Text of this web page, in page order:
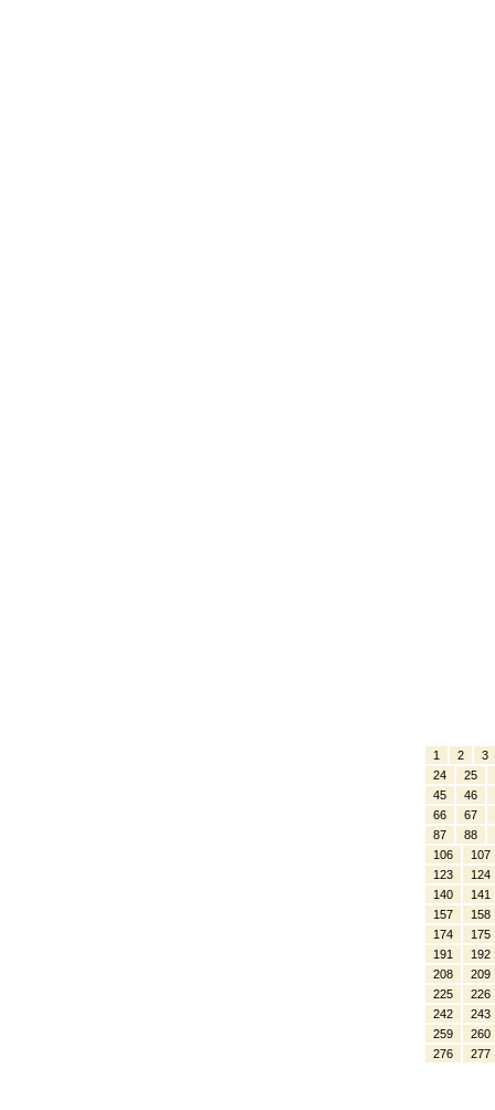
1 2
3
24
25
45
46
66
67
87
88
106
107
123
124
140
141
157
158
174
175
191
192
208
209
225
226
242
243
259
260
276
277